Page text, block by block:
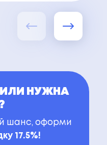
НУЖНА
шанс, оформи
17.5%!